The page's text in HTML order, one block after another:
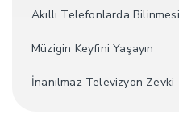
Akıllı Telefonlarda
Müzigin Keyfini Yaşayın
İnanılmaz Televizyon Zevki